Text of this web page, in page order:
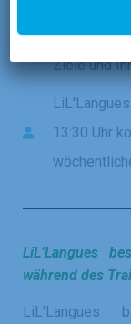
Die
Ziele und
13:30 Uhr
LiL’Langues
während des